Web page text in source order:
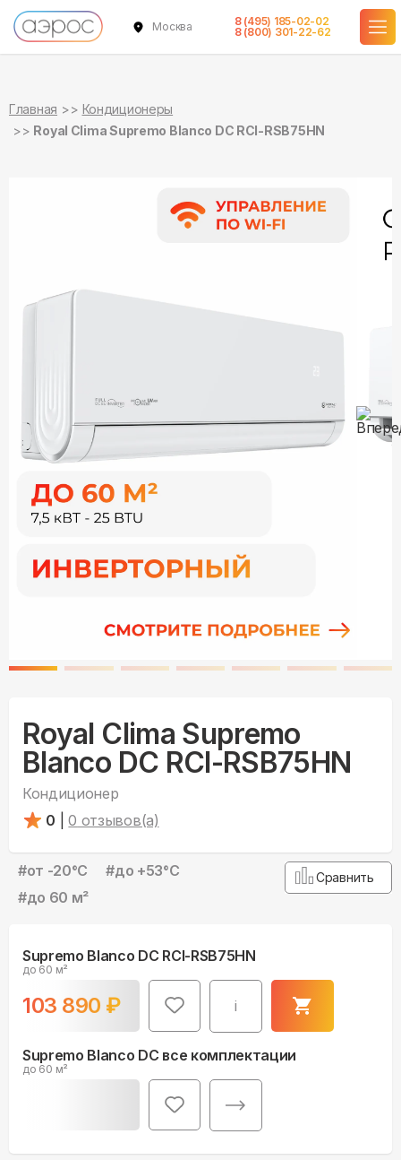
Москва
8 (495) 185-02-02
8 (800) 301-22-62
Главная
Кондиционеры
Royal Clima Supremo Blanco DC RCI-RSB75HN
Royal Clima Supremo
Blanco DC RCI-RSB75HN
Кондиционер
0
0 отзывов(а)
#от -20°С #до +53°С
#до 60 м²
Сравнить
Supremo Blanco DC RCI-RSB75HN
до 60 м²
103 890 ₽ i
в наличии
Supremo Blanco DC все комплектации
до 60 м²
в наличии